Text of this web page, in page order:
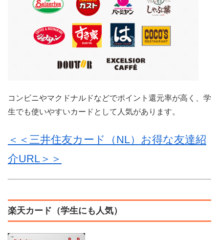
コンビニやマクドナルドなどでポイント還元率が高く、学
生でも使いやすいカードとして人気があります。
＜＜三井住友カード（NL）お得な友達紹
介URL＞＞
楽天カード（学生にも人気）